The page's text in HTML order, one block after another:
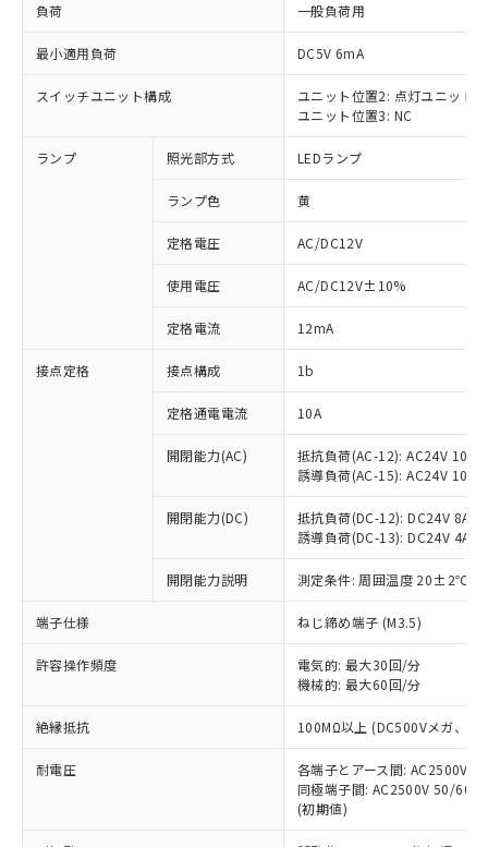
負荷 一般負荷用
最小適用負荷 DC5V 6mA
スイッチユニット構成
ユニット位置2: 点灯ユニット
ユニット位置3: NC
ランプ 照光部方式 LEDランプ
ランプ色 黄
定格電圧 AC/DC12V
使用電圧 AC/DC12V±10%
定格電流 12mA
接点定格 接点構成 1b
定格通電電流 10A
開閉能力(AC)
抵抗負荷(AC-12): AC24V 10A/
誘導負荷(AC-15): AC24V
開閉能力(DC)
抵抗負荷(DC-12): DC24V 8A/
誘導負荷(DC-13): DC24V 4A/
開閉能力説明 測定条件: 周囲温度 20±2℃、
端子仕様 ねじ締め端子 (M3.5)
許容操作頻度
電気的: 最大30回/分
機械的: 最大60回/分
絶縁抵抗 100MΩ以上 (DC500Vメガ、点
耐電圧
各端子とアース間: AC2500V
同極端子間: AC2500V 50/
(初期値)
ご利用条件
以下の条件をお読みいただき、同意のうえ
ご利用ください。
本サービスは、当社制御機器事業取扱
商品の当社在庫状況および標準価格
(税抜)を提供させていただくもので
当社制御機器事業取扱商品の中には、
本サービスの対象外となる商品もある
ことをご了承ください。
在庫状況および標準価格照会結果は、
記載している更新日時点での社内デー
タに基づき作成されるものであり、閲
覧された時点での実際の在庫および標
準価格とは異なる場合があることをご
※1 対応状況
対応済み：EU RoHS指令（10物質）の
非含有に対応した製品が提供可能な商品で
対応予定：EU RoHS指令（10物質）の非含
有に対応した製品に切り替える予定のある
対応予定なし：EU RoHS指令（10物質）の
非含有に非対応の商品で、対応品を出す予
定はありません。
調査・確認中：EU RoHS指令（10物質）の
非含有の対応状況を調査中または確認中の
非該当品：ライセンス料など無形物で、有
害物質有無と関係のない商品です。
仕入先様の事情により、非含有部品として
いたものが、含有品と判明した場合などや
むを得ず変更することがあります。
鉛(Pb) 1000ppm以下、 水銀(Hg) 1000ppm以下、 カド
六価クロム(Cr(Ⅵ)) 1000ppm以下、ポリ臭化ビフェニル
類(PBB) 1000ppm以下、ポリ臭化ジフェニルエーテル類
(PBDE) 1000ppm以下、フタル酸ビス(2-エチルヘキシ
※1 中国RoHS○×表
「○」：最大均質材料含有率が中国RoHSの
基準値以下であることを示します。
「×」：最大均質材料含有率が中国RoHSの
基準値を超えていることを示します。
「－」：未確認です。当社販売部門へお問
い合わせください。
*中国RoHS10物質の基準値 (GB/T26572)：
Pb(鉛) :1000ppm、 Hg(水銀) : 1000ppm、 Cd(カドミウ
Cr(Ⅵ)(六価クロム) : 1000ppm、 PBBs(ポリ臭化ビフェ
当社は、これら貴社製品のうち、外国
為替および外国貿易法に定める商品
（以下｢規制貨物等」という）を輸出
国政府の輸出許可(または役務取引許
可)を取得するなどの必要な手続きを